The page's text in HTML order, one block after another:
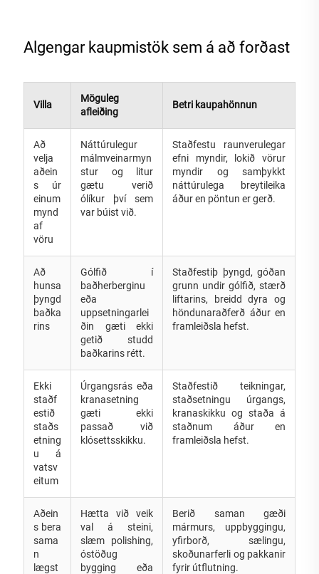
Algengar kaupmistök sem á að forðast
Villa
Möguleg
afleiðing
Betri kaupahönnun
Að
velja
aðein
s úr
einum
mynd
af
vöru
Náttúrulegur
málmveinarmyn
stur og litur
gætu verið
ólíkur því sem
var búist við.
Staðfestu raunverulegar
efni myndir, lokið vörur
myndir og samþykkt
náttúrulega breytileika
áður en pöntun er gerð.
Að
hunsa
þyngd
baðka
rins
Gólfið í
baðherberginu
eða
uppsetningarlei
ðin gæti ekki
getið studd
baðkarins rétt.
Staðfestiþ þyngd, góðan
grunn undir gólfið, stærð
liftarins, breidd dyra og
höndunaraðferð áður en
framleiðsla hefst.
Ekki
staðf
estið
staðs
etning
u á
vatsv
eitum
Úrgangsrás eða
kranasetning
gæti ekki
passað við
klósettsskikku.
Staðfestið teikningar,
staðsetningu úrgangs,
kranaskikku og staða á
staðnum áður en
framleiðsla hefst.
Aðein
s bera
sama
n
lægst
Hætta við veik
val á steini,
slæm polishing,
óstöðug
bygging eða
Berið saman gæði
mármurs, uppbyggingu,
yfirborð, sælingu,
skoðunarferli og pakkanir
fyrir útflutning.